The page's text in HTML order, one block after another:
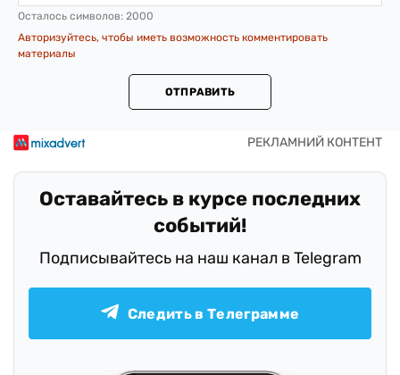
Осталось символов: 2000
Авторизуйтесь, чтобы иметь возможность комментировать
материалы
ОТПРАВИТЬ
Оставайтесь в курсе последних
событий!
Подписывайтесь на наш канал в Telegram
Следить в Телеграмме